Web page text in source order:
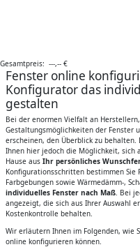
Gesamtpreis: ---,-- €
Fenster online
Konfigurator das
gestalten
Bei der enormen Vielfalt an
Gestaltungsmöglichkeiten der Fenster
erscheinen, den Überblick zu behalten.
Ihnen hier jedoch die Möglichkeit, sich
Hause aus Ihr persönliches
Konfigurationsschritten bestimmen Sie
Farbgebungen sowie Wärmedämm-,
individuelles Fenster nach Maß. Bei
angezeigt, die sich aus Ihrer Auswahl
Kostenkontrolle behalten.
Wir erläutern Ihnen im Folgenden, wie
online konfigurieren können.